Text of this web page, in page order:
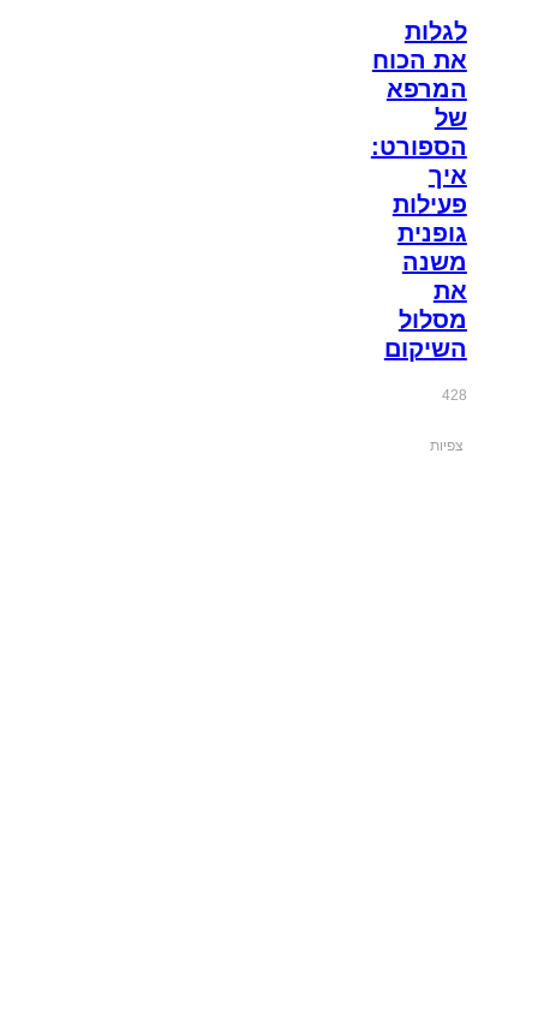
לגלות
את הכוח
המרפא
של
הספורט:
איך
פעילות
גופנית
משנה
את
מסלול
השיקום
428
צפיות